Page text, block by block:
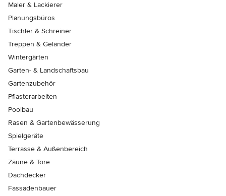
Maler & Lackierer
Planungsbüros
Tischler & Schreiner
Treppen & Geländer
Wintergärten
Garten- & Landschaftsbau
Gartenzubehör
Pflasterarbeiten
Poolbau
Rasen & Gartenbewässerung
Spielgeräte
Terrasse & Außenbereich
Zäune & Tore
Dachdecker
Fassadenbauer